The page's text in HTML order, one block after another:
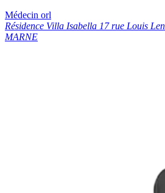
Médecin orl
Résidence Villa Isabella 17 rue Louis
MARNE